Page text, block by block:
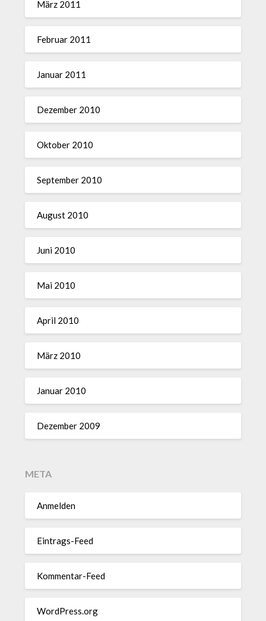
März 2011
Februar 2011
Januar 2011
Dezember 2010
Oktober 2010
September 2010
August 2010
Juni 2010
Mai 2010
April 2010
März 2010
Januar 2010
Dezember 2009
META
Anmelden
Eintrags-Feed
Kommentar-Feed
WordPress.org